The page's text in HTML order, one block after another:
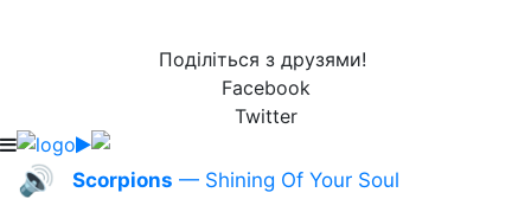
Поділіться з друзями!
Facebook
Twitter
🔊 Scorpions — Shining Of Your Soul